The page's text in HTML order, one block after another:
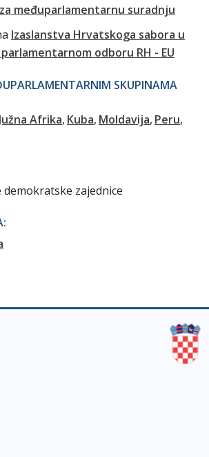
međuparlamentarnu suradnju
Izaslanstva Hrvatskoga sabora u
odboru RH - EU
SKUPINAMA
Južna Afrika Kuba Moldavija Peru
zajednice
izbornik